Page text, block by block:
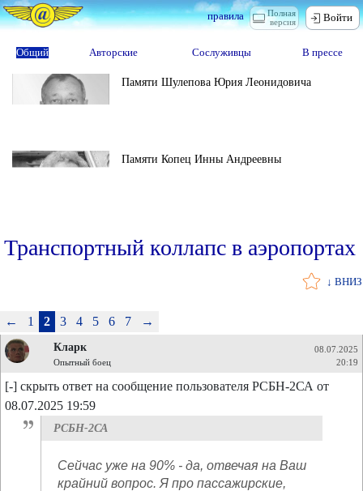
Полная
версия
правила Войти
Общий Авторские Сослуживцы В прессе
Памяти Шулепова Юрия Леонидовича
Памяти Копец Инны Андреевны
Транспортный коллапс в аэропортах
↓ ВНИЗ
← 1 2 3 4 5 6 7 →
Кларк
Опытный боец
08.07.2025
20:19
[-] скрыть ответ на сообщение пользователя РСБН-2СА от
08.07.2025 19:59
РСБН-2СА
Сейчас уже на 90% - да, отвечая на Ваш
крайний вопрос. Я про пассажирские,